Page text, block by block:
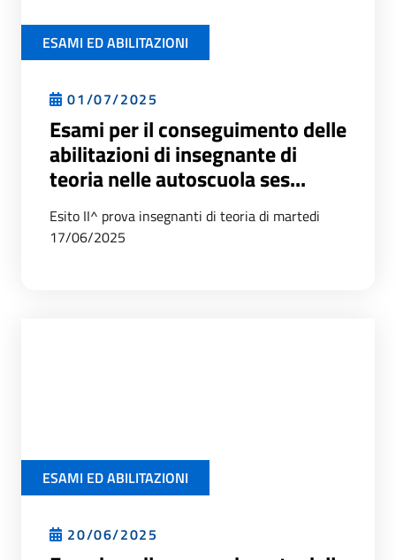
ESAMI ED ABILITAZIONI
01/07/2025
Esami per il conseguimento delle
abilitazioni di insegnante di
teoria nelle autoscuola ses...
Esito II^ prova insegnanti di teoria di martedi
17/06/2025
ESAMI ED ABILITAZIONI
20/06/2025